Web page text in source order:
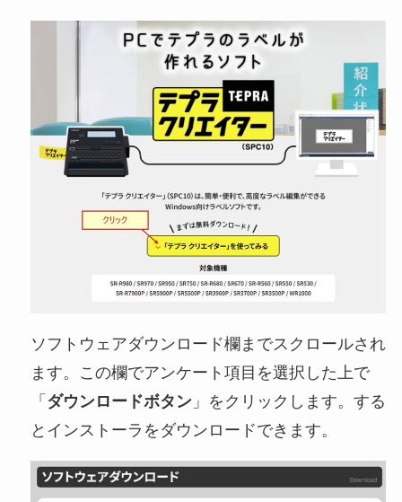
ソフトウェアダウンロード欄までスクロールされ
ます。この欄でアンケート項目を選択した上で
「 ダウンロードボタン」をクリックします。する
とインストーラをダウンロードできます。